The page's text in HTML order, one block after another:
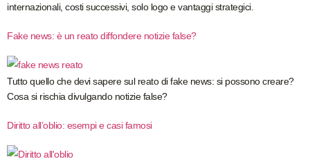
internazionali, costi successivi, solo logo e vantaggi strategici.
Fake news: è un reato diffondere notizie false?
Tutto quello che devi sapere sul reato di fake news: si possono creare?
Cosa si rischia divulgando notizie false?
Diritto all’oblio: esempi e casi famosi